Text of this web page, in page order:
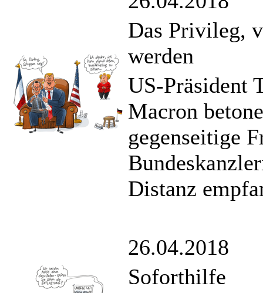
Das Privileg,
werden
US-Präsident
Macron
gegenseitige
Distanz
26.04.2018
Soforthilfe